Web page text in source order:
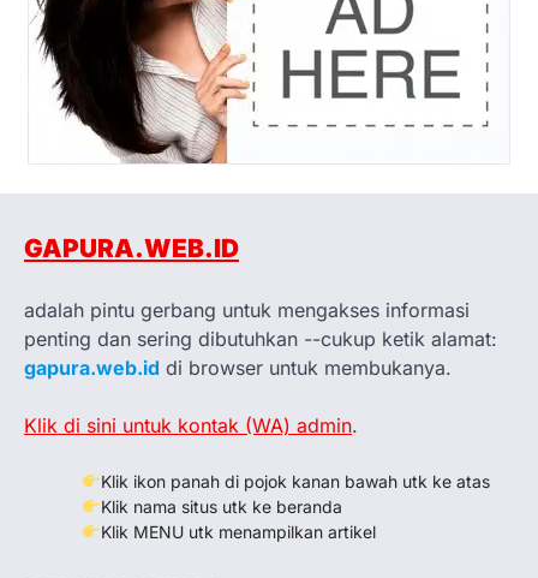
GAPURA.WEB.ID
adalah pintu gerbang untuk mengakses informasi
penting dan sering dibutuhkan --cukup ketik alamat:
gapura.web.id di browser untuk membukanya.
Klik di sini untuk kontak (WA) admin.
Klik ikon panah di pojok kanan bawah utk ke atas
Klik nama situs utk ke beranda
Klik MENU utk menampilkan artikel